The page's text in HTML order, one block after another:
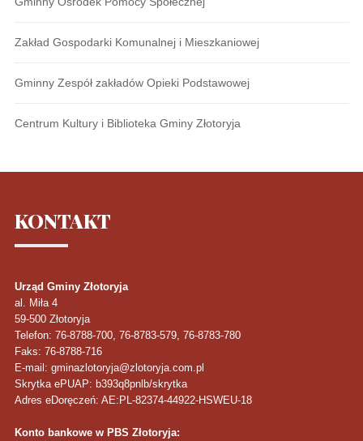
Zakład Gospodarki Komunalnej i Mieszkaniowej
Gminny Zespół zakładów Opieki Podstawowej
Centrum Kultury i Biblioteka Gminy Złotoryja
KONTAKT
Urząd Gminy Złotoryja
al. Miła 4
59-500 Złotoryja
Telefon: 76-8788-700, 76-8783-579, 76-8783-780
Faks: 76-8788-716
E-mail: gminazlotoryja@zlotoryja.com.pl
Skrytka ePUAP: b393q8pnlb/skrytka
Adres eDoręczeń: AE:PL-82374-44922-HSWEU-18
Konto bankowe w PBS Złotoryja: